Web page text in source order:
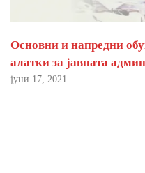
Основни и напредни
алатки за јавната
јуни 17, 2021